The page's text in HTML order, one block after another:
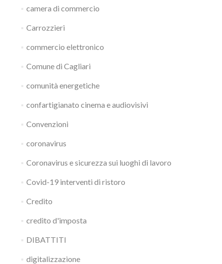
camera di commercio
Carrozzieri
commercio elettronico
Comune di Cagliari
comunità energetiche
confartigianato cinema e audiovisivi
Convenzioni
coronavirus
Coronavirus e sicurezza sui luoghi di lavoro
Covid-19 interventi di ristoro
Credito
credito d'imposta
DIBATTITI
digitalizzazione